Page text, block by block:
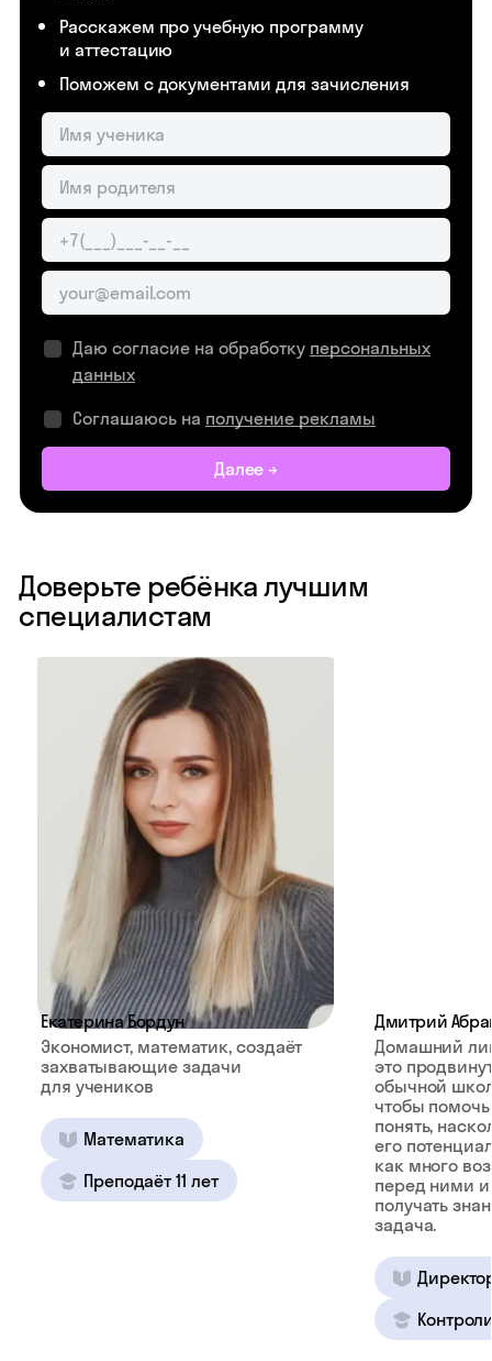
Расскажем про учебную программу
и аттестацию
Поможем с документами для зачисления
Даю согласие на обработку персональных
данных
Соглашаюсь на получение рекламы
Далее →
Доверьте ребёнка лучшим
специалистам
Екатерина Бордун
Экономист, математик, создаёт
захватывающие задачи
для учеников
Математика
Преподаёт 11 лет
Дмитрий
Домашний
это
обычной
чтобы
понять,
его
как много
перед ними и
получать
задача.